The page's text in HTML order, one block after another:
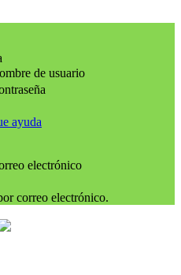
de usuario
ayuda
electrónico
correo electrónico.